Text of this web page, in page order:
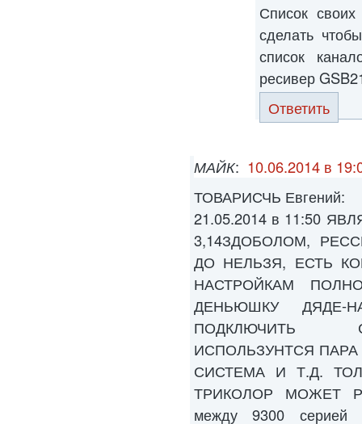
Список
сделать
список
ресивер
Ответить
МАЙК: 10.06.2014 в
ТОВАРИСЧЬ Евгений:
21.05.2014 в 11:50
3,14ЗДОБОЛОМ,
ДО НЕЛЬЗЯ, ЕСТЬ
НАСТРОЙКАМ
ДЕНЬЮШКУ ДЯДЕ-
ПОДКЛЮЧИТЬ
ИСПОЛЬЗУНТСЯ
СИСТЕМА И Т.Д.
ТРИКОЛОР МОЖЕТ
между 9300 серией